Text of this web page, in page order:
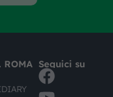
ROMA Seguici su